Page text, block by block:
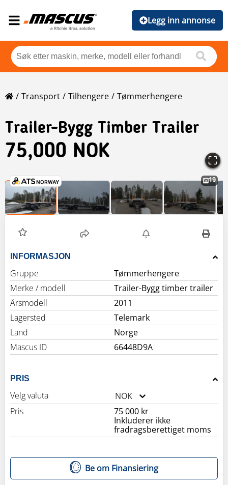
Legg inn annonse
Transport Tilhengere Tømmerhengere
Trailer-Bygg Timber Trailer
75,000 NOK
19
INFORMASJON
Gruppe
Tømmerhengere
Merke / modell
Trailer-Bygg timber trailer
Årsmodell
2011
Lagersted
Telemark
Land
Norge
Mascus ID
66448D9A
PRIS
Velg valuta
NOK
Pris
75 000 kr
Inkluderer ikke
fradragsberettiget moms
Be om Finansiering